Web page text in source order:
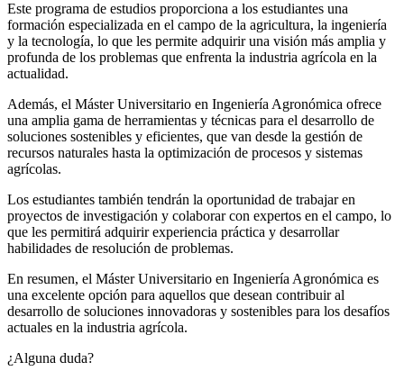
Este programa de estudios proporciona a los estudiantes una
formación especializada en el campo de la agricultura, la ingeniería
y la tecnología, lo que les permite adquirir una visión más amplia y
profunda de los problemas que enfrenta la industria agrícola en la
actualidad.
Además, el Máster Universitario en Ingeniería Agronómica ofrece
una amplia gama de herramientas y técnicas para el desarrollo de
soluciones sostenibles y eficientes, que van desde la gestión de
recursos naturales hasta la optimización de procesos y sistemas
agrícolas.
Los estudiantes también tendrán la oportunidad de trabajar en
proyectos de investigación y colaborar con expertos en el campo, lo
que les permitirá adquirir experiencia práctica y desarrollar
habilidades de resolución de problemas.
En resumen, el Máster Universitario en Ingeniería Agronómica es
una excelente opción para aquellos que desean contribuir al
desarrollo de soluciones innovadoras y sostenibles para los desafíos
actuales en la industria agrícola.
¿Alguna duda?